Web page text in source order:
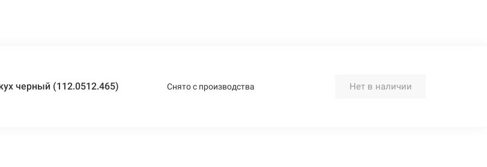
черный (112.0512.465) Снято с производства Нет в наличии